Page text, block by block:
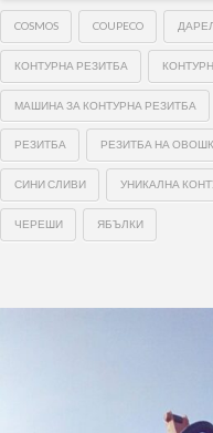
COSMOS COUPECO
КОНТУРНА РЕЗИТБА
МАШИНА ЗА КОНТУРНА РЕЗИТБА
РЕЗИТБА РЕЗИТБА НА
СИНИ СЛИВИ УНИКАЛНА
ЧЕРЕШИ ЯБЪЛКИ